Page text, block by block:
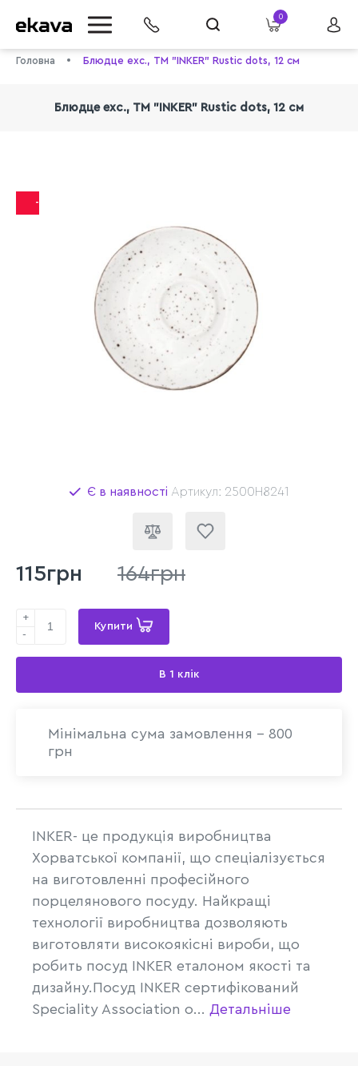
0
Головна Блюдце exc., ТМ "INKER" Rustic dots, 12 см
Блюдце exc., ТМ "INKER" Rustic dots, 12 см
-29%
Є в наявності Артикул: 2500H8241
115грн 164грн
+
-
Купити
В 1 клік
Мінімальна сума замовлення - 800
грн
INKER- це продукція виробництва
Хорватської компанії, що спеціалізується
на виготовленні професійного
порцелянового посуду. Найкращі
технології виробництва дозволяють
виготовляти високоякісні вироби, що
робить посуд INKER еталоном якості та
дизайну.Посуд INKER сертифікований
Speciality Association o... Детальніше